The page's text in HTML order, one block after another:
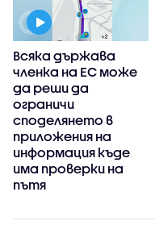
Всяка държава
членка на ЕС може
да реши да
ограничи
споделянето в
приложения на
информация къде
има проверки на
пътя